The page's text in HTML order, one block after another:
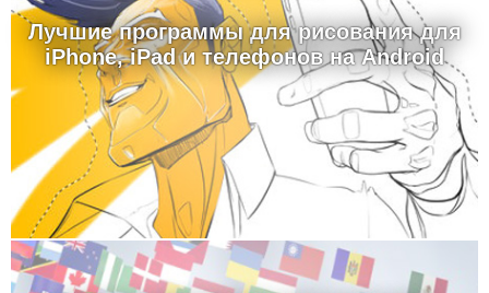
Лучшие программы для рисования для
iPhone, iPad и телефонов на Android